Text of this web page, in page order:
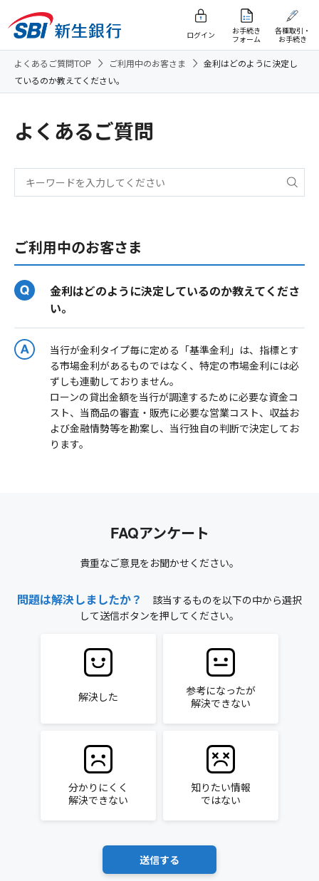
ログイン
お手続き
フォーム
各種取引・
お手続き
よくあるご質問TOP ご利用中のお客さま
金利はどのように決定し
ているのか教えてください。
よくあるご質問
ご利用中のお客さま
金利はどのように決定しているのか教えてくださ
い。
当行が金利タイプ毎に定める「基準金利」は、指標とす
る市場金利があるものではなく、特定の市場金利には必
ずしも連動しておりません。
ローンの貸出金額を当行が調達するために必要な資金コ
スト、当商品の審査・販売に必要な営業コスト、収益お
よび金融情勢等を勘案し、当行独自の判断で決定してお
ります。
FAQアンケート
貴重なご意見をお聞かせください。
問題は解決しましたか？
該当するものを以下の中から選択
して送信ボタンを押してください。
解決した
参考になったが
解決できない
分かりにくく
解決できない
知りたい情報
ではない